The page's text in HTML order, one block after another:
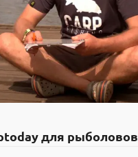
для рыболовов